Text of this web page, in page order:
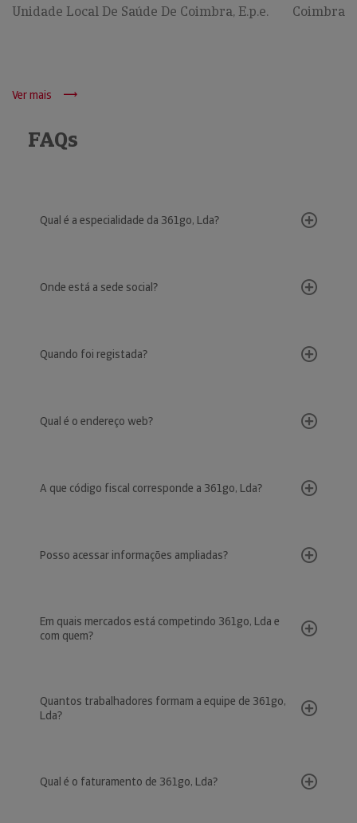
Unidade Local De Saúde De Coimbra, E.p.e. Coimbra
Ver mais
FAQs
Qual é a especialidade da 361go, Lda?
Onde está a sede social?
Quando foi registada?
Qual é o endereço web?
A que código fiscal corresponde a 361go, Lda?
Posso acessar informações ampliadas?
Em quais mercados está competindo 361go, Lda e
com quem?
Quantos trabalhadores formam a equipe de 361go,
Lda?
Qual é o faturamento de 361go, Lda?